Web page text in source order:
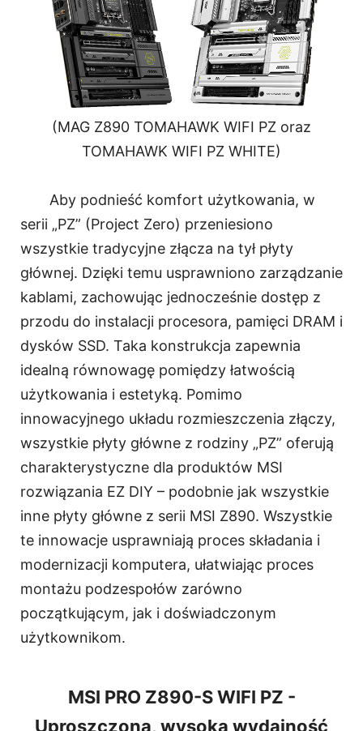
(MAG Z890 TOMAHAWK WIFI PZ oraz
TOMAHAWK WIFI PZ WHITE)
Aby podnieść komfort użytkowania, w
serii „PZ” (Project Zero) przeniesiono
wszystkie tradycyjne złącza na tył płyty
głównej. Dzięki temu usprawniono zarządzanie
kablami, zachowując jednocześnie dostęp z
przodu do instalacji procesora, pamięci DRAM i
dysków SSD. Taka konstrukcja zapewnia
idealną równowagę pomiędzy łatwością
użytkowania i estetyką. Pomimo
innowacyjnego układu rozmieszczenia złączy,
wszystkie płyty główne z rodziny „PZ” oferują
charakterystyczne dla produktów MSI
rozwiązania EZ DIY – podobnie jak wszystkie
inne płyty główne z serii MSI Z890. Wszystkie
te innowacje usprawniają proces składania i
modernizacji komputera, ułatwiając proces
montażu podzespołów zarówno
początkującym, jak i doświadczonym
użytkownikom.
MSI PRO Z890-S WIFI PZ -
Uproszczona, wysoka wydajność